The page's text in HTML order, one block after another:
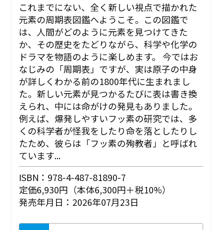
これまでにない、全く新しい視点で描かれた
元素の周期表図鑑へようこそ。この図鑑で
は、人間がどのように元素を見つけてきた
か、その歴史をたどりながら、科学や化学の
ドラマを物語のように楽しめます。 今ではお
なじみの「周期表」ですが、実は原子の中身
が詳しくわかる前の1800年代に生まれまし
た。新しい元素が見つかるたびに表は書き換
えられ、中には命がけの発見もありました。
例えば、爆発しやすいフッ素の研究では、多
くの科学者が怪我をしたり命を落としたりし
たため、彼らは「フッ素の殉教者」と呼ばれ
ています...
ISBN：978-4-487-81890-7
定価6,930円（本体6,300円＋税10%）
発売年月日：2026年07月23日